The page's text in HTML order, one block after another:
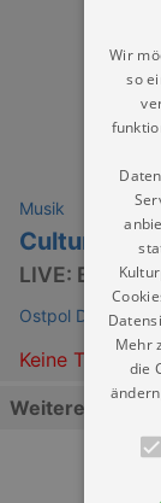
Musik
Culture
LIVE:
Ostpol Dresden
Keine Termine
Weitere
Wir
so
Mehr
die